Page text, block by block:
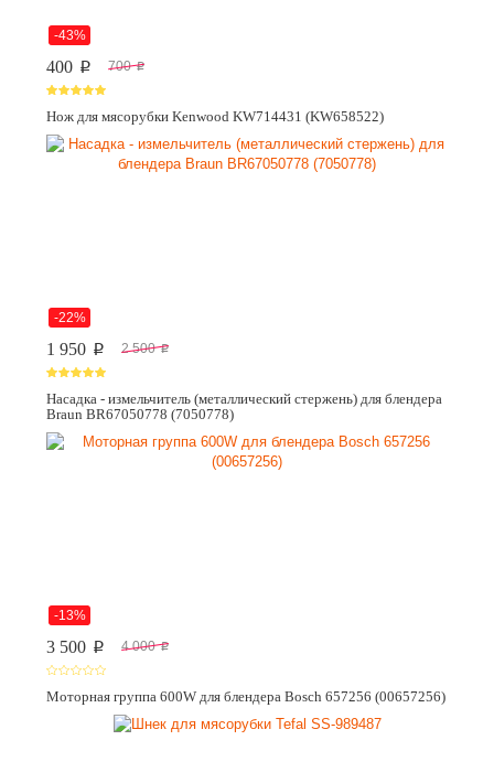
-43%
400 p 700 p
Нож для мясорубки Kenwood KW714431 (KW658522)
-22%
1 950 p 2 500 p
Насадка - измельчитель (металлический стержень) для блендера
Braun BR67050778 (7050778)
-13%
3 500 p 4 000 p
Моторная группа 600W для блендера Bosch 657256 (00657256)